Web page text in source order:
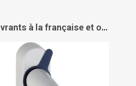
Levier pour ouvrants à la française et oscillo-battants Atlanta - HOPPE